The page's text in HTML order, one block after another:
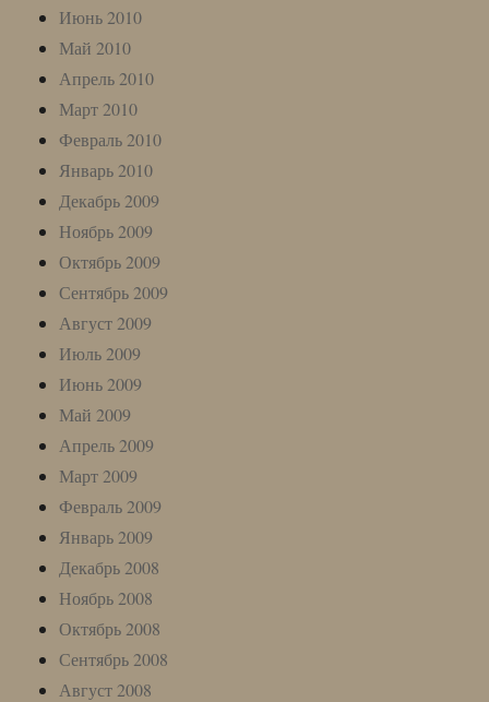
Июнь 2010
Май 2010
Апрель 2010
Март 2010
Февраль 2010
Январь 2010
Декабрь 2009
Ноябрь 2009
Октябрь 2009
Сентябрь 2009
Август 2009
Июль 2009
Июнь 2009
Май 2009
Апрель 2009
Март 2009
Февраль 2009
Январь 2009
Декабрь 2008
Ноябрь 2008
Октябрь 2008
Сентябрь 2008
Август 2008